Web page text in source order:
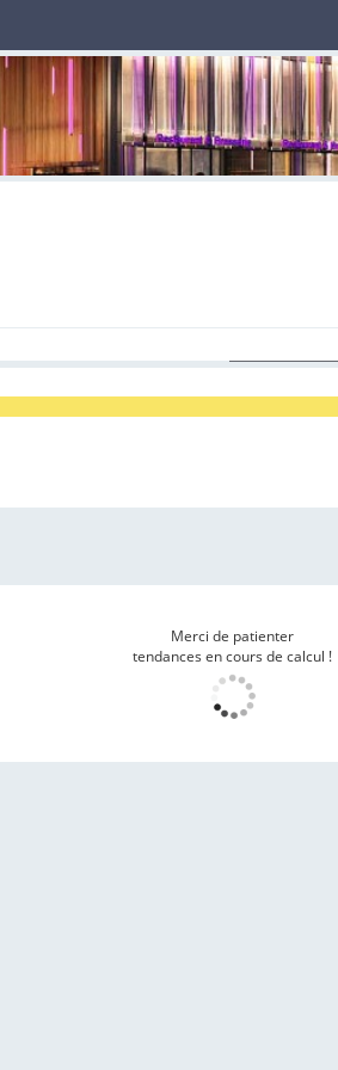
Merci de patienter
tendances en cours de calcul !